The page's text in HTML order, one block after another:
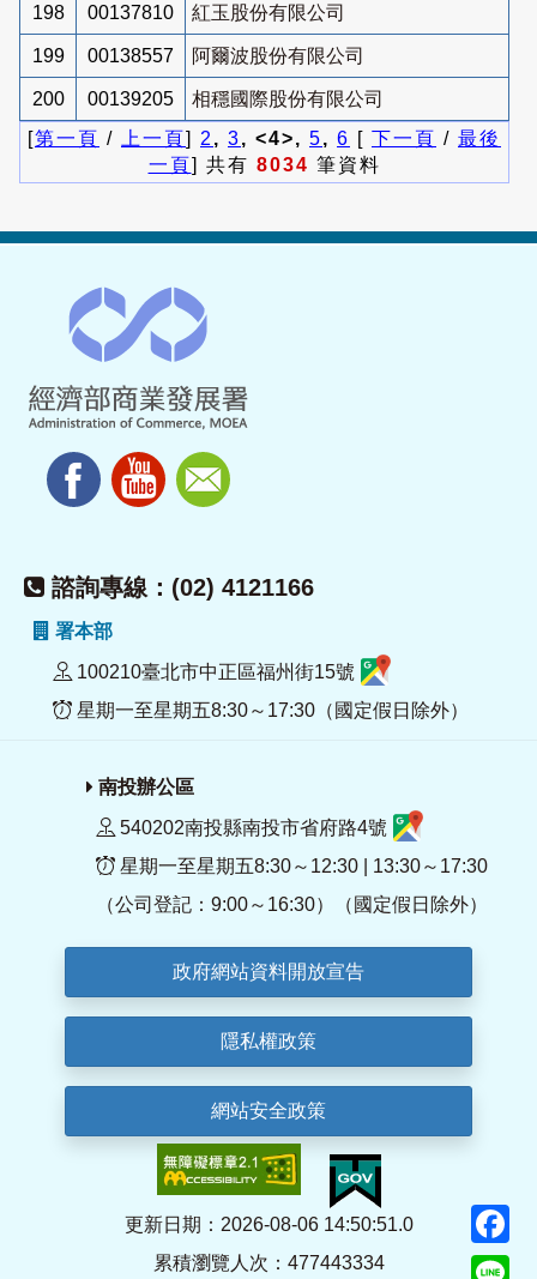
198 00137810 紅玉股份有限公司
199 00138557 阿爾波股份有限公司
200 00139205
相穩國際股份有限公司
[第一頁 / 上一頁] 2 , 3, <4>, 5, 6 [ 下一頁 / 最後
一頁] 共有 8034 筆資料
諮詢專線：(02) 4121166
署本部
100210臺北市中正區福州街15號
星期一至星期五8:30～17:30（國定假日除外）
南投辦公區
540202南投縣南投市省府路4號
星期一至星期五8:30～12:30 | 13:30～17:30
（公司登記：9:00～16:30）（國定假日除外）
政府網站資料開放宣告
隱私權政策
網站安全政策
更新日期：2026-08-06 14:50:51.0
累積瀏覽人次：477443334